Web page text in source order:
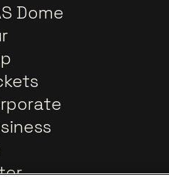
Dome